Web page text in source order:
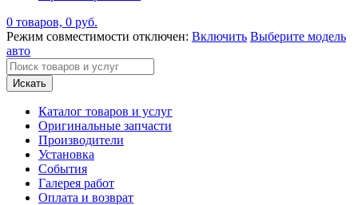
0 товаров, 0 руб.
Режим совместимости отключен: Включить Выберите модель
авто
Искать
Каталог товаров и услуг
Оригинальные запчасти
Производители
Установка
События
Галерея работ
Оплата и возврат